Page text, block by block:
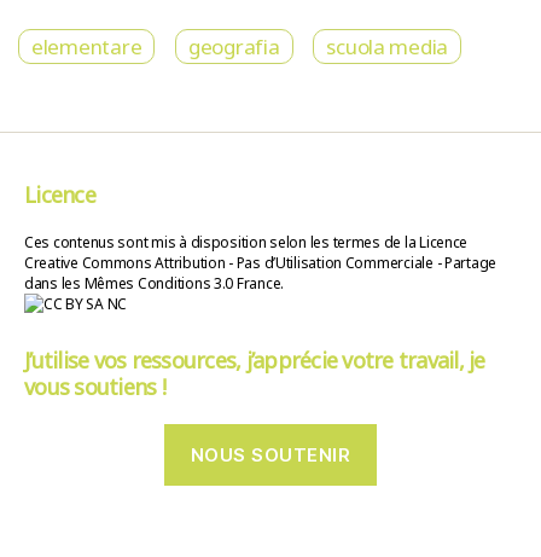
elementare geografia scuola media
Licence
Ces contenus sont mis à disposition selon les termes de la Licence
Creative Commons Attribution - Pas d’Utilisation Commerciale - Partage
dans les Mêmes Conditions 3.0 France.
J’utilise vos ressources, j’apprécie votre travail, je
vous soutiens !
NOUS SOUTENIR